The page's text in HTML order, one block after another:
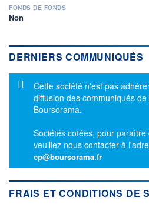
FONDS DE FONDS
Non
DERNIERS COMMUNIQUÉS
Message d'information
Cette société n'est pas
diffusion des communiqués
Boursorama.
Sociétés cotées, pour
veuillez nous contacter à
cp@boursorama.fr
FRAIS ET CONDITIONS DE